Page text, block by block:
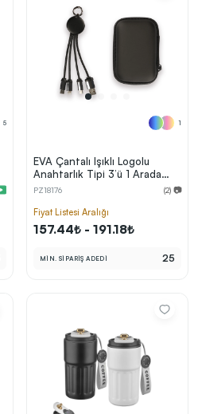
5 1
EVA Çantalı Işıklı Logolu
Anahtarlık Tipi 3’ü 1 Arada
Promosyon Şarj Kablosu
PZ18176 (2) 📷
Fiyat Listesi Aralığı
157.44₺ - 191.18₺
MİN. SİPARİŞ ADEDİ 25